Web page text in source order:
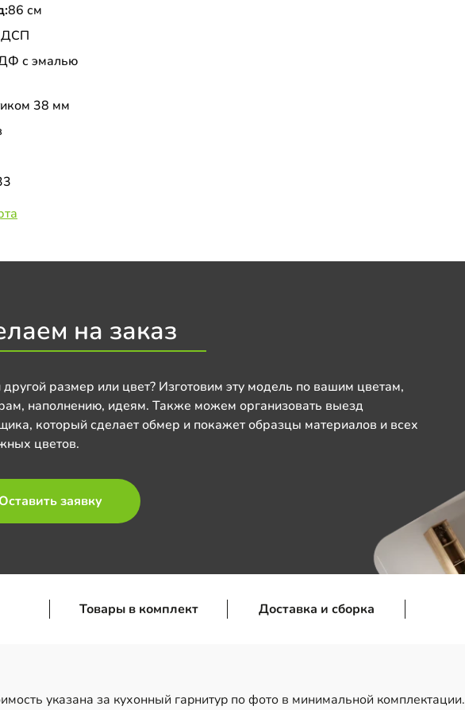
86 см
с эмалью
38 мм
на заказ
размер или цвет? Изготовим эту модель по вашим цветам,
наполнению, идеям. Также можем организовать выезд
который сделает обмер и покажет образцы материалов и всех
цветов.
заявку
Товары в комплект Доставка и сборка
указана за кухонный гарнитур по фото в минимальной комплектации.